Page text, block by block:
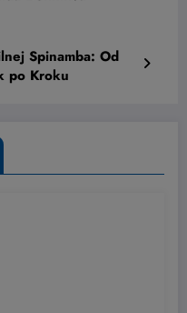
Spinamba: Od
po Kroku